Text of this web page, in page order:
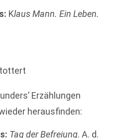
Klaus Mann. Ein Leben.
Erzählungen
herausfinden:
Tag der Befreiung. A. d.